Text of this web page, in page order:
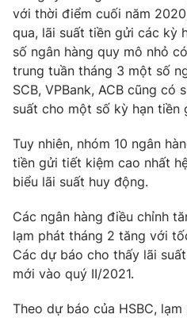
với thời điểm cuối năm
qua, lãi suất tiền gửi các kỳ
số ngân hàng quy mô nhỏ
trung tuần tháng 3 một số
SCB, VPBank, ACB cũng có
suất cho một số kỳ hạn tiền
Tuy nhiên, nhóm 10 ngân
tiền gửi tiết kiệm cao nhất
biểu lãi suất huy động.
Các ngân hàng điều chỉnh
lạm phát tháng 2 tăng với
Các dự báo cho thấy lãi
mới vào quý II/2021.
Theo dự báo của HSBC,